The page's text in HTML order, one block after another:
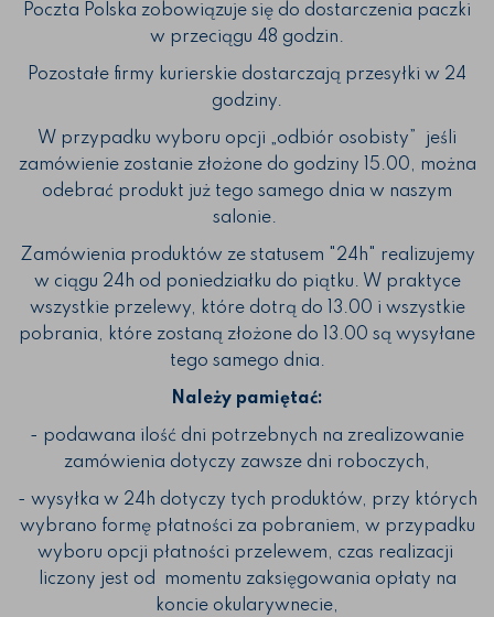
Poczta Polska zobowiązuje się do dostarczenia paczki
w przeciągu 48 godzin.
Pozostałe firmy kurierskie dostarczają przesyłki w 24
godziny.
W przypadku wyboru opcji „odbiór osobisty” jeśli
zamówienie zostanie złożone do godziny 15.00, można
odebrać produkt już tego samego dnia w naszym
salonie.
Zamówienia produktów ze statusem "24h" realizujemy
w ciągu 24h od poniedziałku do piątku. W praktyce
wszystkie przelewy, które dotrą do 13.00 i wszystkie
pobrania, które zostaną złożone do 13.00 są wysyłane
tego samego dnia.
Należy pamiętać:
- podawana ilość dni potrzebnych na zrealizowanie
zamówienia dotyczy zawsze dni roboczych,
- wysyłka w 24h dotyczy tych produktów, przy których
wybrano formę płatności za pobraniem, w przypadku
wyboru opcji płatności przelewem, czas realizacji
liczony jest od momentu zaksięgowania opłaty na
koncie okularywnecie,